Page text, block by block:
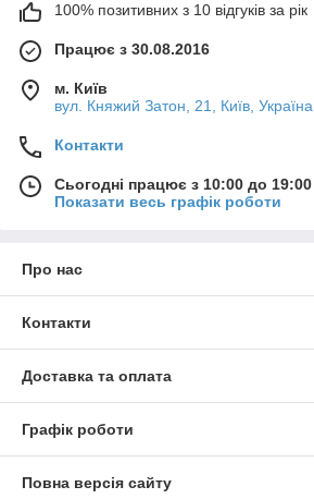
100% позитивних з 10 відгуків за рік
Працює з 30.08.2016
м. Київ
вул. Княжий Затон, 21, Київ, Україна
Контакти
Сьогодні працює з 10:00 до 19:00
Показати весь графік роботи
Про нас
Контакти
Доставка та оплата
Графік роботи
Повна версія сайту